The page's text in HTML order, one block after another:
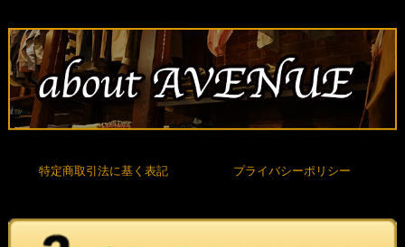
特定商取引法に基く表記 プライバシーポリシー